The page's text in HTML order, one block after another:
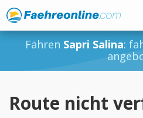
Fähren Sapri Salina:
Route nicht